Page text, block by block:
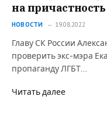
на
НОВОСТИ 19.08.2022
Главу СК России
проверить экс-мэра
пропаганду ЛГБТ…
Читать далее